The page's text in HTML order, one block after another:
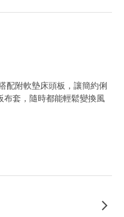
配附軟墊床頭板，讓簡約俐
套，隨時都能輕鬆變換風